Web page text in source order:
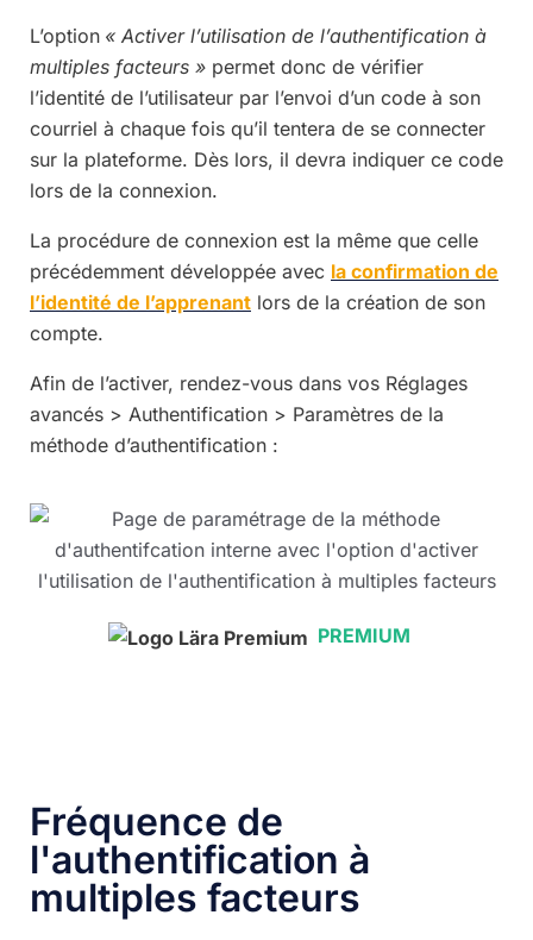
L’option « Activer l’utilisation de l’authentification à
multiples facteurs » permet donc de vérifier
l’identité de l’utilisateur par l’envoi d’un code à son
courriel à chaque fois qu’il tentera de se connecter
sur la plateforme. Dès lors, il devra indiquer ce code
lors de la connexion.
La procédure de connexion est la même que celle
précédemment développée avec la confirmation de
l’identité de l’apprenant lors de la création de son
compte.
Afin de l’activer, rendez-vous dans vos Réglages
avancés > Authentification > Paramètres de la
méthode d’authentification :
PREMIUM
Fréquence de
l'authentification à
multiples facteurs